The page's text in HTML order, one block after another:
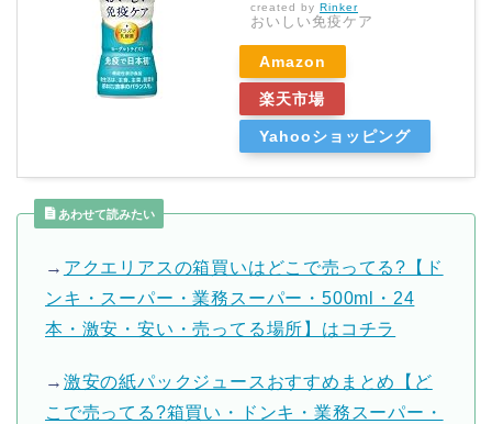
created by Rinker
おいしい免疫ケア
Amazon
楽天市場
Yahooショッピング
あわせて読みたい
→ アクエリアスの箱買いはどこで売ってる?【ド
ンキ・スーパー・業務スーパー・500ml・24
本・激安・安い・売ってる場所】はコチラ
→ 激安の紙パックジュースおすすめまとめ【ど
こで売ってる?箱買い・ドンキ・業務スーパー・